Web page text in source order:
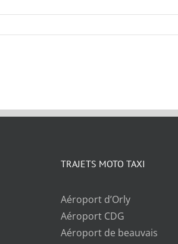
TRAJETS MOTO TAXI
Aéroport d’Orly
Aéroport CDG
Aéroport de beauvais